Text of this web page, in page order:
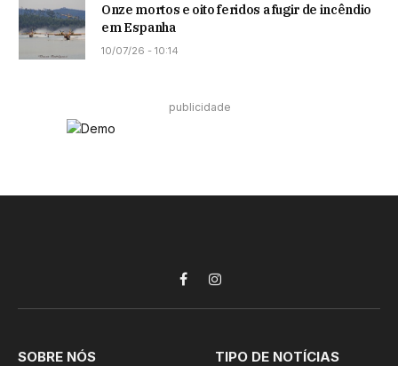
Onze mortos e oito feridos a fugir de incêndio
em Espanha
10/07/26 - 10:14
publicidade
FacebookInstagram
SOBRE NÓS TIPO DE NOTÍCIAS